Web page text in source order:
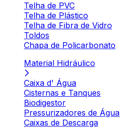
Telha de PVC
Telha de Plástico
Telha de Fibra de Vidro
Toldos
Chapa de Policarbonato
Material Hidráulico
Caixa d' Água
Cisternas e Tanques
Biodigestor
Pressurizadores de Água
Caixas de Descarga